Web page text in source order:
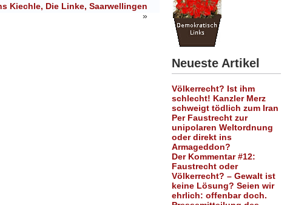
Neueste Artikel
Völkerrecht? Ist ihm
schlecht! Kanzler Merz
schweigt tödlich zum Iran
Per Faustrecht zur
unipolaren Weltordnung
oder direkt ins
Armageddon?
Der Kommentar #12:
Faustrecht oder
Völkerrecht? – Gewalt ist
keine Lösung? Seien wir
ehrlich: offenbar doch.
Kiechle, Die Linke, Saarwellingen
»